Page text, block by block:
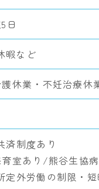
日
暇など
休業・不妊治療休業
済制度あり
室あり/熊谷生協
外労働の制限・短